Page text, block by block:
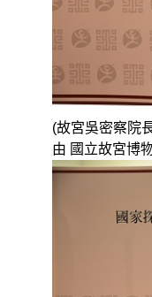
(故宮吳密察院
由 國立故宮博